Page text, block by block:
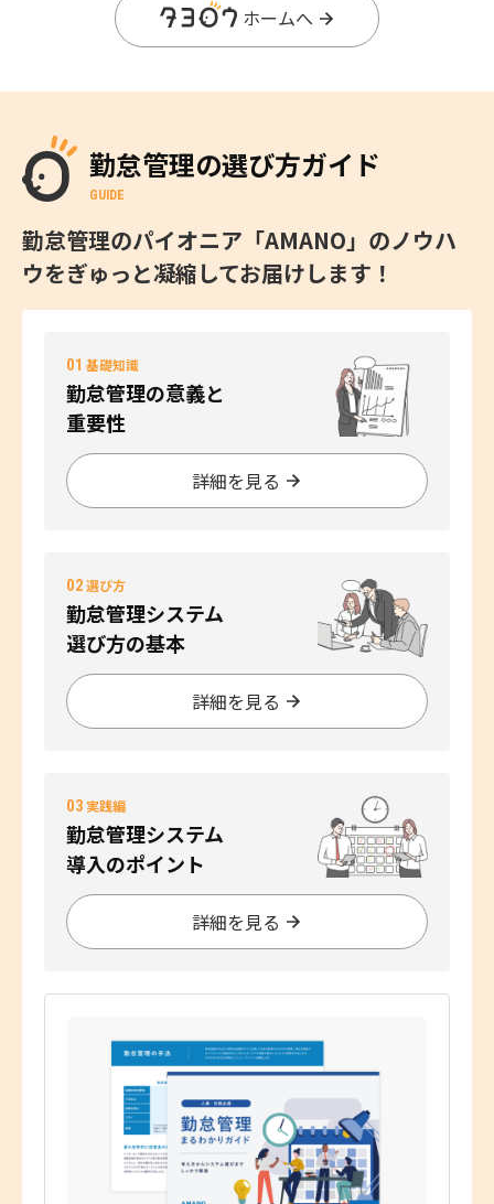
ホームへ
勤怠管理の選び方ガイド
GUIDE
勤怠管理のパイオニア「AMANO」のノウハ
ウをぎゅっと凝縮してお届けします！
01 基礎知識
勤怠管理の意義と
重要性
詳細を見る
02選び方
勤怠管理システム
選び方の基本
詳細を見る
03実践編
勤怠管理システム
導入のポイント
詳細を見る